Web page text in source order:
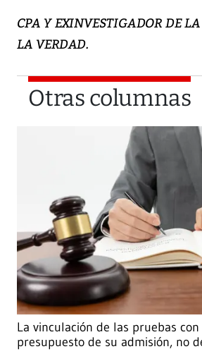
CPA Y EXINVESTIGADOR DE
LA VERDAD.
Otras columnas
La vinculación de las pruebas
presupuesto de su admisión, no